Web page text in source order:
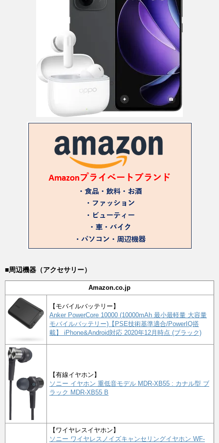
■周辺機器（アクセサリー）
Amazon.co.jp
【モバイルバッテリー】
Anker PowerCore 10000 (10000mAh 最小最軽量 大容量
モバイルバッテリー)【PSE技術基準適合/PowerIQ搭
載】 iPhone&Android対応 2020年12月時点 (ブラック)
【有線イヤホン】
ソニー イヤホン 重低音モデル MDR-XB55 : カナル型 ブ
ラック MDR-XB55 B
【ワイヤレスイヤホン】
ソニー ワイヤレスノイズキャンセリングイヤホン WF-